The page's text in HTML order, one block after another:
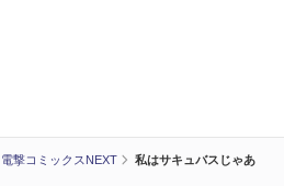
電撃コミックスNEXT
私はサキュバスじゃあ